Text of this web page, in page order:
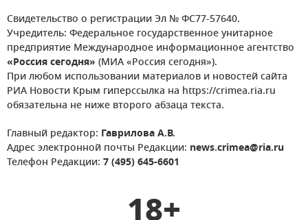
Свидетельство о регистрации Эл № ФС77-57640.
Учредитель: Федеральное государственное унитарное
предприятие Международное информационное агентство
«Россия сегодня» (МИА «Россия сегодня»).
При любом использовании материалов и новостей сайта
РИА Новости Крым гиперссылка на https://crimea.ria.ru
обязательна не ниже второго абзаца текста.
Главный редактор: Гаврилова А.В.
Адрес электронной почты Редакции: news.crimea@ria.ru
Телефон Редакции: 7 (495) 645-6601